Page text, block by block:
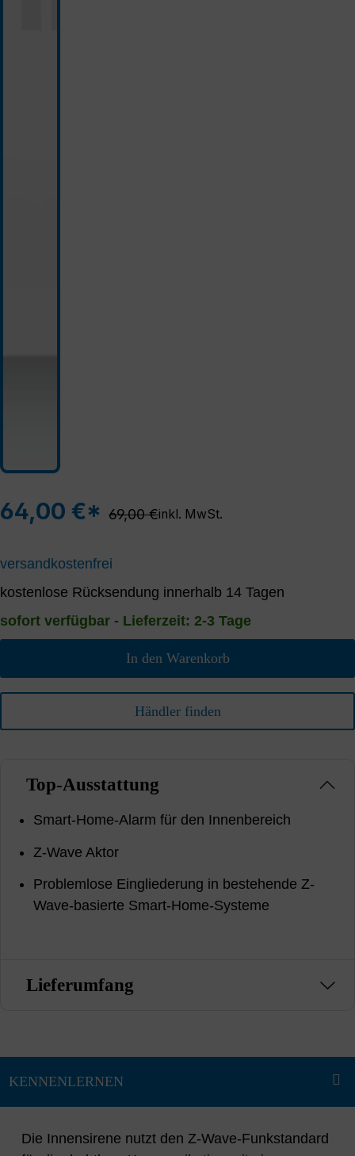
64,00 €* Regulärer Preis:
69,00 €inkl. MwSt.
versandkostenfrei
kostenlose Rücksendung innerhalb 14 Tagen
sofort verfügbar - Lieferzeit: 2-3 Tage
In den Warenkorb
Händler finden
Top-Ausstattung
Smart-Home-Alarm für den Innenbereich
Z-Wave Aktor
Problemlose Eingliederung in bestehende Z-
Wave-basierte Smart-Home-Systeme
Lieferumfang
Die Innensirene nutzt den Z-Wave-Funkstandard